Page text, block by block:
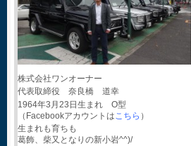
株式会社ワンオーナー
代表取締役 奈良橋 道幸
1964年3月23日生まれ O型
（Facebookアカウントはこちら ）
生まれも育ちも
葛飾、柴又となりの新小岩^^)/